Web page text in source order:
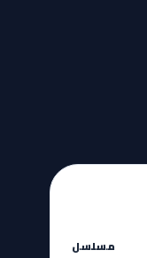
مسلسل